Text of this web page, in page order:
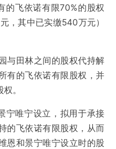
的飞依诺有限70%的股权
，其中已实缴540万元）
与田林之间的股权代持解
有的飞依诺有限股权，并
。
宁唯宁设立，拟用于承接
的飞依诺有限股权，从而
恩和景宁唯宁设立时的股